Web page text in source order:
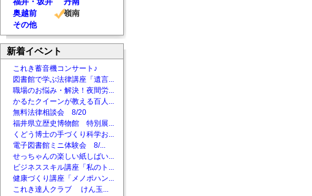
奥越前
嶺南
その他
新着イベント
これき蓄音機コンサート♪
図書館で学ぶ法律講座「遺言...
職場のお悩み・解決！夜間労...
かるたクイーンが教える百人...
無料法律相談会 8/20
福井県立歴史博物館 特別展...
くどう博士の手づくり科学お...
電子図書館ミニ体験会 8/...
せっちゃんの楽しい紙しばい...
ビジネススキル講座「私のト...
健康づくり講座「メノポハン...
これき達人クラブ けん玉...